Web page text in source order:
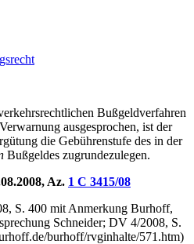
Bußgeldverfahren
ausgesprochen, ist der
die Gebührenstufe des in der
Bußgeldes zugrundezulegen.
Az. 1 C 3415/08
S. 400 mit Anmerkung Burhoff,
Schneider; DV 4/2008, S.
burhoff/rvginhalte/571.htm)